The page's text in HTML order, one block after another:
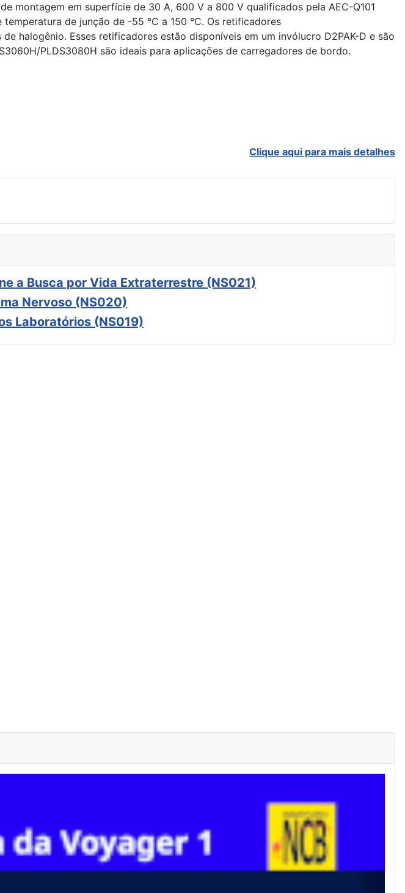
montagem em superfície de 30 A, 600 V a 800 V qualificados pela AEC-Q101
de junção de -55 °C a 150 °C. Os retificadores
halogênio. Esses retificadores estão disponíveis em um invólucro D2PAK-D e são
PLDS3080H são ideais para aplicações de carregadores de bordo.
Clique aqui para mais detalhes
a Busca por Vida Extraterrestre (NS021)
Nervoso (NS020)
Laboratórios (NS019)